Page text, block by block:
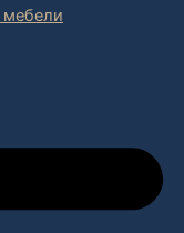
мебели